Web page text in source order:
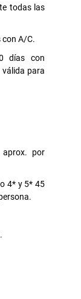
todas las
con A/C.
días con
para
por
4* y 5* 45